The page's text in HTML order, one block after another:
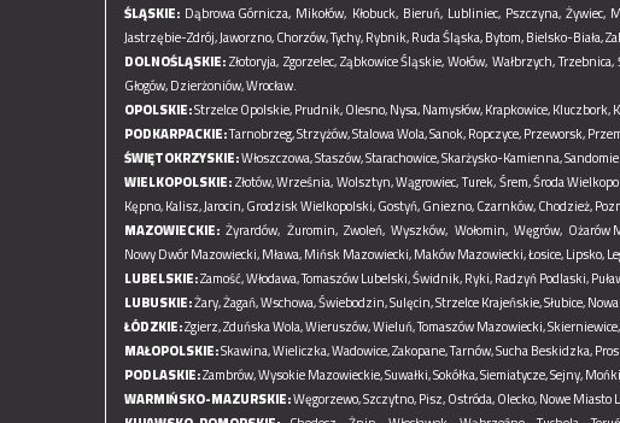
ŚLĄSKIE: Dąbrowa Górnicza, Mikołów, Kłobuck, Bieruń, Lubliniec, Pszczyna, Żywiec,
Jastrzębie-Zdrój,Jaworzno,Chorzów,Tychy,Rybnik,Ruda Śląska,Bytom,Bielsko-Biała,
DOLNOŚLĄSKIE:Złotoryja, Zgorzelec,Ząbkowice Śląskie,Wołów, Wałbrzych,Trzebnica,
Głogów,Dzierżoniów,Wrocław.
OPOLSKIE:Strzelce Opolskie,Prudnik,Olesno,Nysa,Namysłów,Krapkowice,Kluczbork,
PODKARPACKIE:Tarnobrzeg,Strzyżów,Stalowa Wola,Sanok,Ropczyce,Przeworsk,
ŚWIĘTOKRZYSKIE:Włoszczowa,Staszów,Starachowice,Skarżysko-Kamienna,
WIELKOPOLSKIE:Złotów,Września,Wolsztyn,Wągrowiec,Turek,Śrem,Środa
Kępno,Kalisz,Jarocin,Grodzisk Wielkopolski,Gostyń,Gniezno,Czarnków,Chodzież,
MAZOWIECKIE: Żyrardów, Żuromin, Zwoleń, Wyszków, Wołomin, Węgrów, Ożarów
Nowy Dwór Mazowiecki,Mława,Mińsk Mazowiecki,Maków Mazowiecki,Łosice,Lipsko,
LUBELSKIE:Zamość,Włodawa,Tomaszów Lubelski,Świdnik,Ryki,Radzyń Podlaski,
LUBUSKIE:Żary,Żagań,Wschowa,Świebodzin,Sulęcin,Strzelce Krajeńskie,Słubice,
ŁÓDZKIE:Zgierz,Zduńska Wola,Wieruszów,Wieluń,Tomaszów Mazowiecki,Skierniewice,
MAŁOPOLSKIE:Skawina,Wieliczka,Wadowice,Zakopane,Tarnów,Sucha Beskidzka,
PODLASKIE:Zambrów,Wysokie Mazowieckie,Suwałki,Sokółka,Siemiatycze,Sejny,
WARMIŃSKO-MAZURSKIE:Węgorzewo,Szczytno,Pisz,Ostróda,Olecko,Nowe Miasto